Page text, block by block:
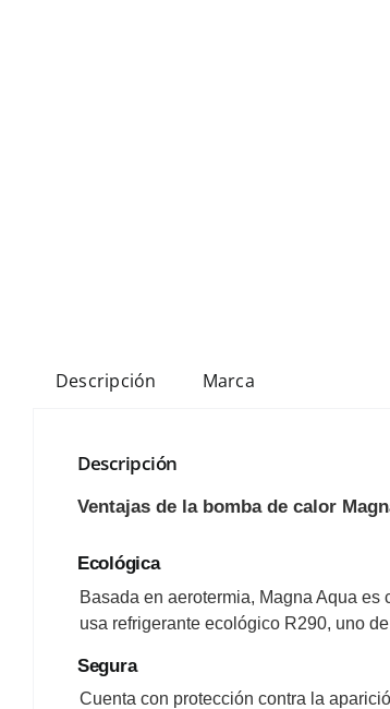
Descripción Marca
Descripción
Ventajas de la bomba de calor
Ecológica
Basada en aerotermia, Magna Aqua
usa refrigerante ecológico R290, uno
Segura
Cuenta con protección contra la